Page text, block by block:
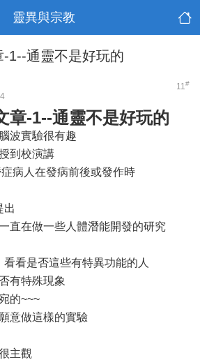
靈異與宗教
1--通靈不是好玩的
11#
章-1--通靈不是好玩的
波實驗很有趣
到校演講
病人在發病前後或發作時
出
直在做一些人體潛能開發的研究
看是否這些有特異功能的人
有特殊現象
的~~~
意做這樣的實驗
主觀